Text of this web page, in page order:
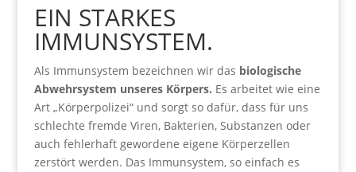
EIN STARKES
IMMUNSYSTEM.
Als Immunsystem bezeichnen wir das biologische
Abwehrsystem unseres Körpers. Es arbeitet wie eine
Art „Körperpolizei“ und sorgt so dafür, dass für uns
schlechte fremde Viren, Bakterien, Substanzen oder
auch fehlerhaft gewordene eigene Körperzellen
zerstört werden. Das Immunsystem, so einfach es